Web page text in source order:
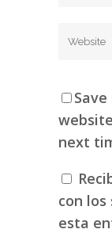
next
con
esta